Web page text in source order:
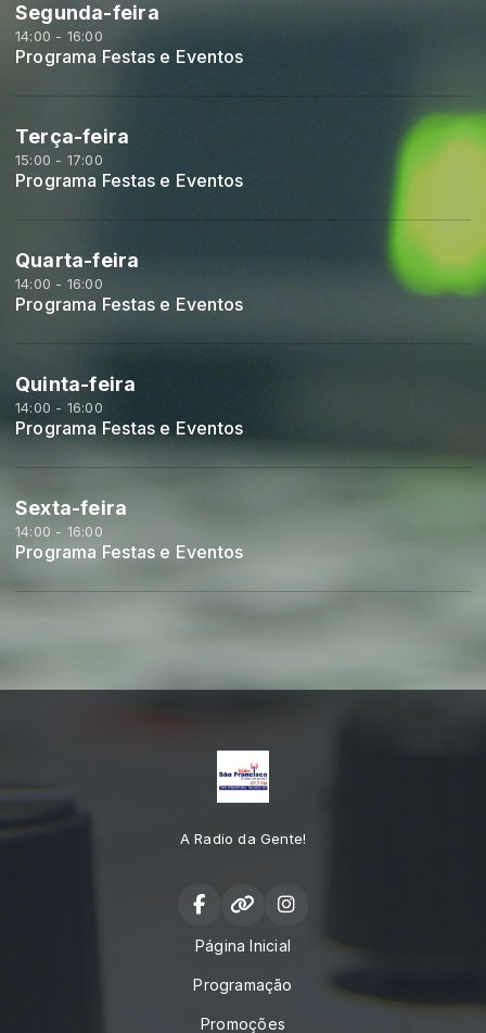
Segunda-feira
14:00 - 16:00
Programa Festas e Eventos
Terça-feira
15:00 - 17:00
Programa Festas e Eventos
Quarta-feira
14:00 - 16:00
Programa Festas e Eventos
Quinta-feira
14:00 - 16:00
Programa Festas e Eventos
Sexta-feira
14:00 - 16:00
Programa Festas e Eventos
A Radio da Gente!
Página Inicial
Programação
Promoções